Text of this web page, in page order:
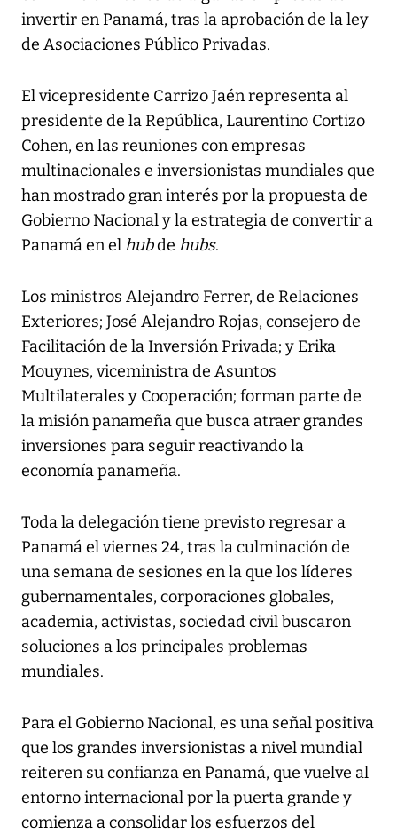
invertir en Panamá, tras la aprobación de la ley
de Asociaciones Público Privadas.
El vicepresidente Carrizo Jaén representa al
presidente de la República, Laurentino Cortizo
Cohen, en las reuniones con empresas
multinacionales e inversionistas mundiales que
han mostrado gran interés por la propuesta de
Gobierno Nacional y la estrategia de convertir a
Panamá en elhubde hubs.
Los ministros Alejandro Ferrer, de Relaciones
Exteriores; José Alejandro Rojas, consejero de
Facilitación de la Inversión Privada; y Erika
Mouynes, viceministra de Asuntos
Multilaterales y Cooperación; forman parte de
la misión panameña que busca atraer grandes
inversiones para seguir reactivando la
economía panameña.
Toda la delegación tiene previsto regresar a
Panamá el viernes 24, tras la culminación de
una semana de sesiones en la que los líderes
gubernamentales, corporaciones globales,
academia, activistas, sociedad civil buscaron
soluciones a los principales problemas
mundiales.
Para el Gobierno Nacional, es una señal positiva
que los grandes inversionistas a nivel mundial
reiteren su confianza en Panamá, que vuelve al
entorno internacional por la puerta grande y
comienza a consolidar los esfuerzos del